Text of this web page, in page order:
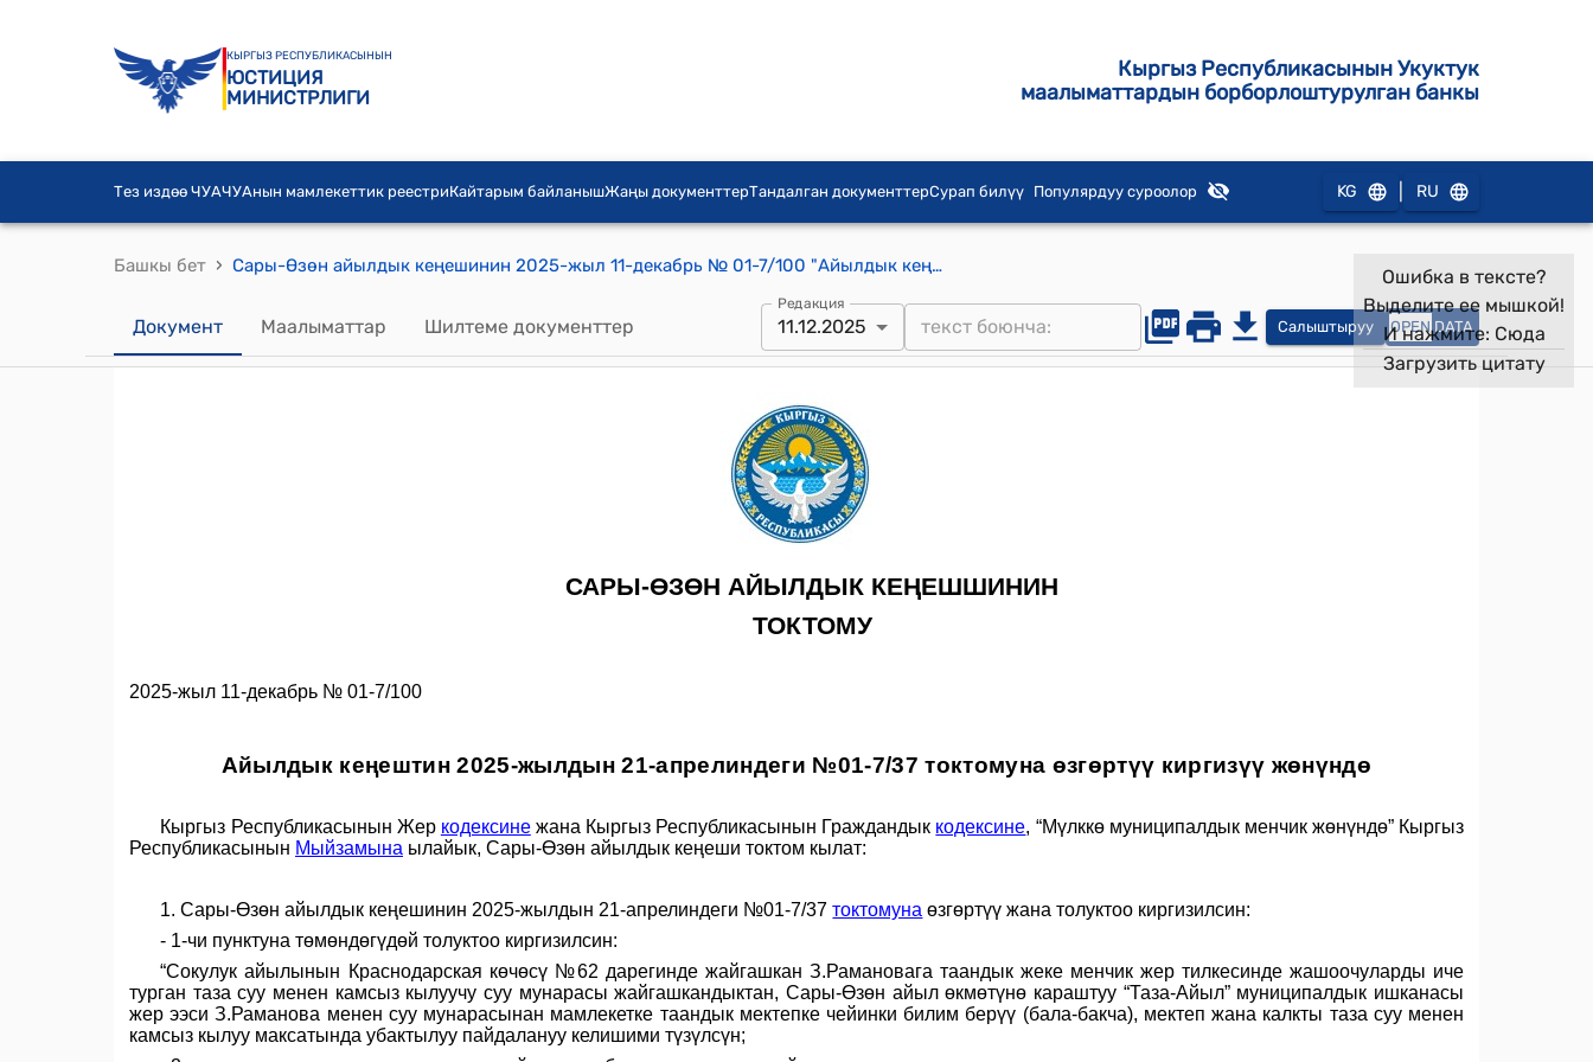
КЫРГЫЗ РЕСПУБЛИКАСЫНЫН
ЮСТИЦИЯ
МИНИСТРЛИГИ
Кыргыз Республикасынын Укуктук
маалыматтардын борборлоштурулган банкы
Тез издөө ЧУАЧУАнын мамлекеттик реестриКайтарым байланышЖаңы документтерТандалган документтерСурап билүү Популярдуу суроолор KG RU
Башкы бет › Сары-Өзөн айылдык кеңешинин 2025-жыл 11-декабрь № 01-7/100 "Айылдык кеңештин 2025-жылдын 21-апрелиндеги №01-7/37 токтомуна өзгөртүү киргизүү жөнүндө" токтому
Документ Маалыматтар Шилтеме документтер
Редакция
11.12.2025 Салыштыруу OPEN DATA
Ошибка в тексте?
Выделите ее мышкой!
И нажмите: Сюда
Загрузить цитату